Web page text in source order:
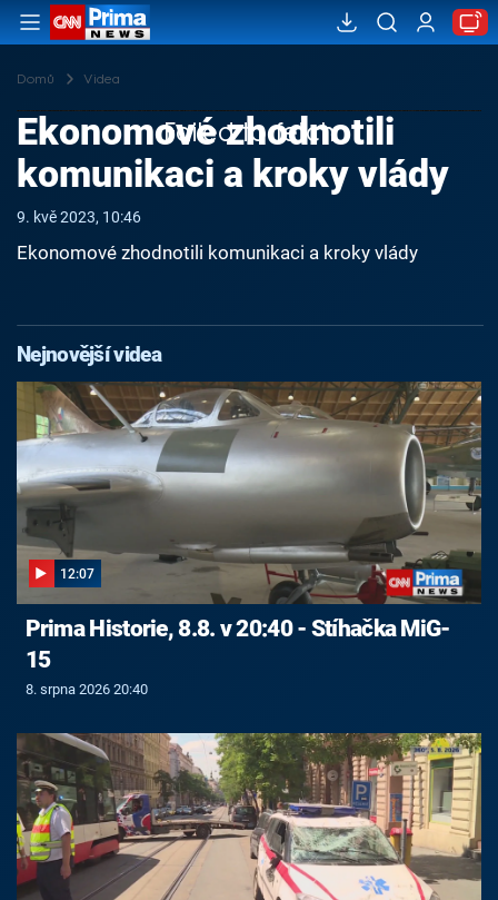
Domů Videa
Failed to fetch
Ekonomové zhodnotili
komunikaci a kroky vlády
9. kvě 2023, 10:46
Ekonomové zhodnotili komunikaci a kroky vlády
Nejnovější videa
12:07
Prima Historie, 8.8. v 20:40 - Stíhačka MiG-
15
8. srpna 2026 20:40